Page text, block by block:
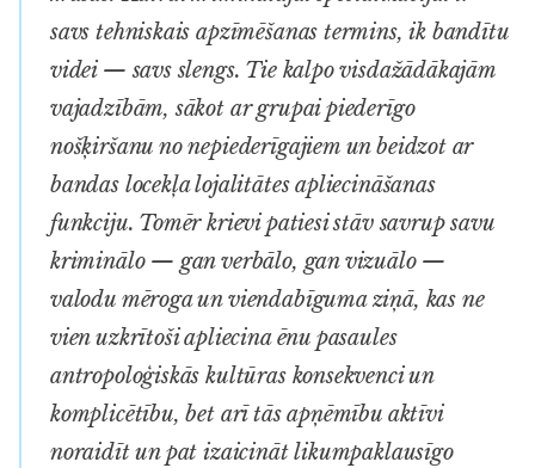
savs tehniskais apzīmēšanas termins, ik bandītu
videi — savs slengs. Tie kalpo visdažādākajām
vajadzībām, sākot ar grupai piederīgo
nošķiršanu no nepiederīgajiem un beidzot ar
bandas locekļa lojalitātes apliecināšanas
funkciju. Tomēr krievi patiesi stāv savrup savu
kriminālo — gan verbālo, gan vizuālo —
valodu mēroga un viendabīguma ziņā, kas ne
vien uzkrītoši apliecina ēnu pasaules
antropoloģiskās kultūras konsekvenci un
komplicētību, bet arī tās apņēmību aktīvi
noraidīt un pat izaicināt likumpaklausīgo